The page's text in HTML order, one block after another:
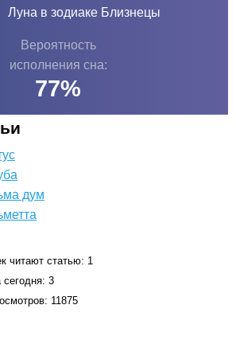
Луна в зодиаке Близнецы
Вероятность
исполнения сна:
77%
дум
читают статью: 1
сегодня: 3
11875